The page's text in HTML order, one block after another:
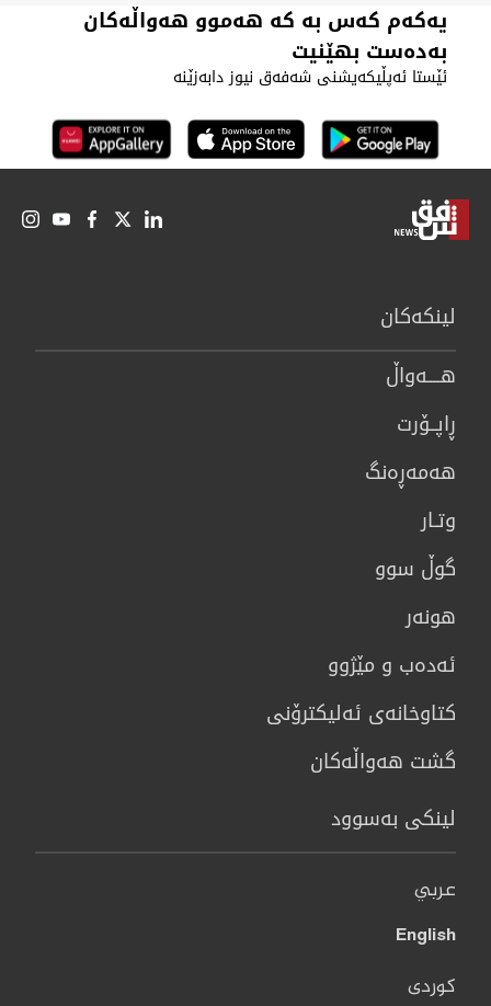
یەکەم کەس بە کە هەموو هەواڵەکان
بەدەست بهێنیت
ئێستا ئەپڵیکەیشنی شەفەق نیوز دابەزێنە
لینكەكان
هــــه‌واڵ
ڕاپــۆرت
هه‌مه‌ڕه‌نگ
وتـار
گوڵ سوو
هونه‌ر
ئەدەب و مێژوو
كتاوخانه‌ی ئه‌ليكترۆنی
گشت هەواڵەکان
لینکی بەسوود
عربي
English
کوردی